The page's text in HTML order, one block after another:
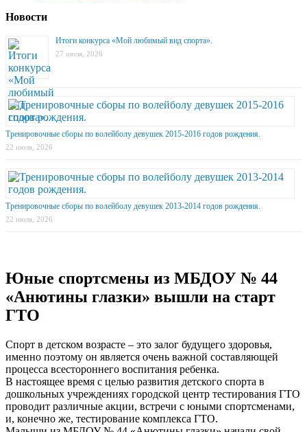
Новости
Итоги конкурса «Мой любимый вид спорта».
27 июля, 2026
Тренировочные сборы по волейболу девушек 2015-2016 годов рождения.
22 июля, 2026
Тренировочные сборы по волейболу девушек 2013-2014 годов рождения.
22 июля, 2026
Юные спортсмены из МБДОУ № 44
«Анютины глазки» вышли на старт
ГТО
Спорт в детском возрасте – это залог будущего здоровья,
именно поэтому он является очень важной составляющей
процесса всестороннего воспитания ребенка.
В настоящее время с целью развития детского спорта в
дошкольных учреждениях городской центр тестирования ГТО
проводит различные акции, встречи с юными спортсменами,
и, конечно же, тестирование комплекса ГТО.